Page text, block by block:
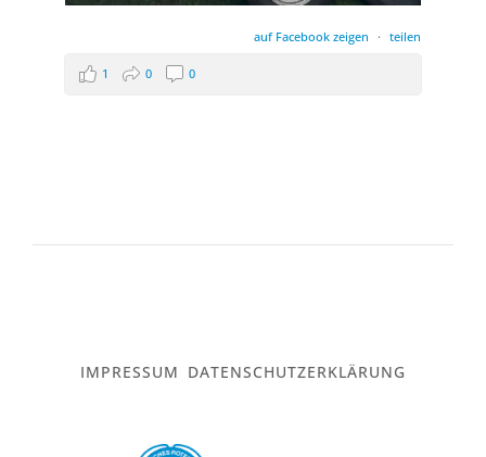
auf Facebook zeigen · teilen
1 0 0
IMPRESSUM DATENSCHUTZERKLÄRUNG